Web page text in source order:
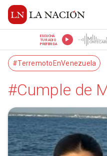
ESCUCHÁ
TU RADIO
PREFERIDA
#TerremotoEnVenezuela
#Cumple de